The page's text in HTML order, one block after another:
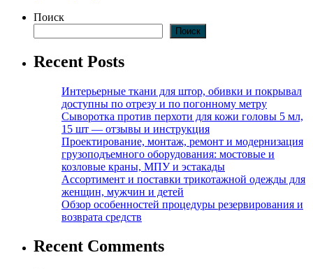
Поиск
Поиск
Recent Posts
Интерьерные ткани для штор, обивки и покрывал
доступны по отрезу и по погонному метру
Сыворотка против перхоти для кожи головы 5 мл,
15 шт — отзывы и инструкция
Проектирование, монтаж, ремонт и модернизация
грузоподъемного оборудования: мостовые и
козловые краны, МПУ и эстакады
Ассортимент и поставки трикотажной одежды для
женщин, мужчин и детей
Обзор особенностей процедуры резервирования и
возврата средств
Recent Comments